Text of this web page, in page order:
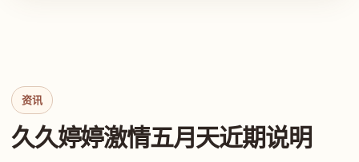
资讯
久久婷婷激情五月天近期说明